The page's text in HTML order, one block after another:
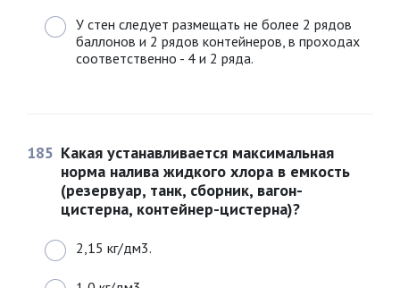
У стен следует размещать не более 2 рядов
баллонов и 2 рядов контейнеров, в проходах
соответственно - 4 и 2 ряда.
185 Какая устанавливается максимальная
норма налива жидкого хлора в емкость
(резервуар, танк, сборник, вагон-
цистерна, контейнер-цистерна)?
2,15 кг/дм3.